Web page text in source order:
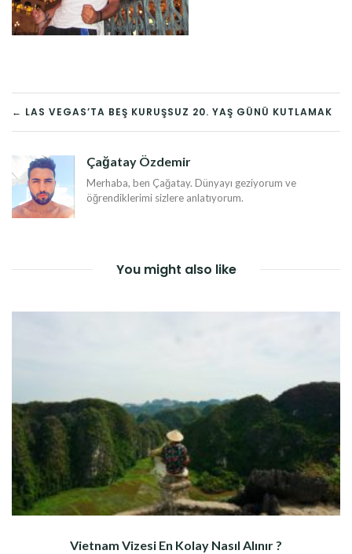
YAZI
DOLAŞIMI
← LAS VEGAS’TA BEŞ KURUŞSUZ 20. YAŞ GÜNÜ KUTLAMAK
Çağatay Özdemir
Merhaba, ben Çağatay. Dünyayı geziyorum ve
öğrendiklerimi sizlere anlatıyorum.
You might also like
Vietnam Vizesi En Kolay Nasıl Alınır ?